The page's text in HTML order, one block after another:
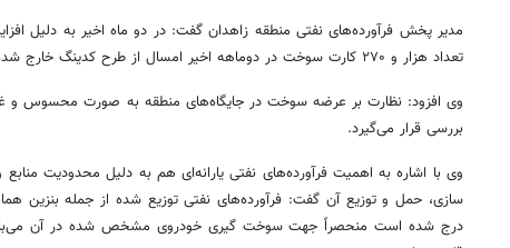
مدیر پخش فرآورده‌های نفتی منطقه زاهدان گفت: در دو ماه اخیر به دلیل
تعداد هزار و ۲۷۰ کارت سوخت در دوماهه اخیر امسال از طرح کدینگ خارج شده است.
وی افزود: نظارت بر عرضه سوخت در جایگاه‌های منطقه به صورت محسوس و
بررسی قرار می‌گیرد.
وی با اشاره به اهمیت فرآورده‌های نفتی یارانه‌ای هم به دلیل محدودیت
سازی، حمل و توزیع آن گفت: فرآورده‌های نفتی توزیع شده از جمله بنزین
درج شده است منحصراً جهت سوختگیری خودروی مشخص شده در آن